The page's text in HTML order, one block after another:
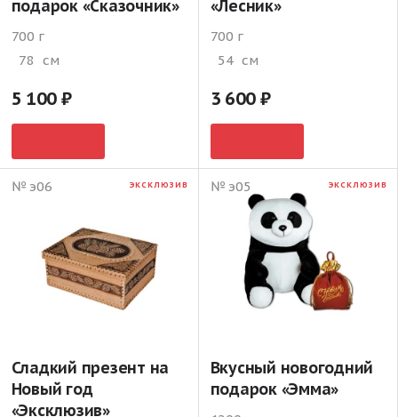
подарок «Сказочник»
700 г
78 см
5 100
«Лесник»
700 г
54 см
3 600
№ э06 ЭКСКЛЮЗИВ
Сладкий презент на
Новый год
«Эксклюзив»
№ э05 ЭКСКЛЮЗИВ
Вкусный новогодний
подарок «Эмма»